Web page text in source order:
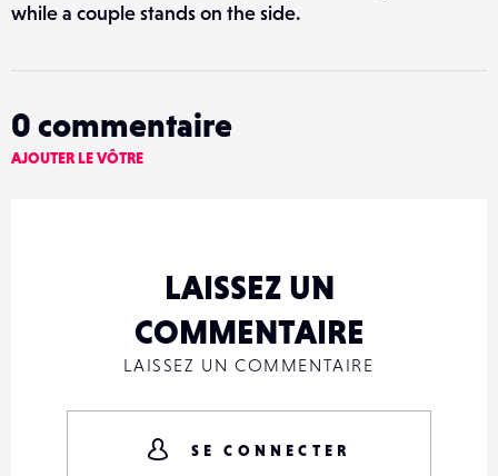
while a couple stands on the side.
0 commentaire
AJOUTER LE VÔTRE
LAISSEZ UN
COMMENTAIRE
LAISSEZ UN COMMENTAIRE
SE CONNECTER